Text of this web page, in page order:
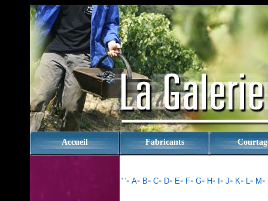
Accueil Fabricants
' '- A- B- C- D- E- F- G- H- - J- K- L- M-